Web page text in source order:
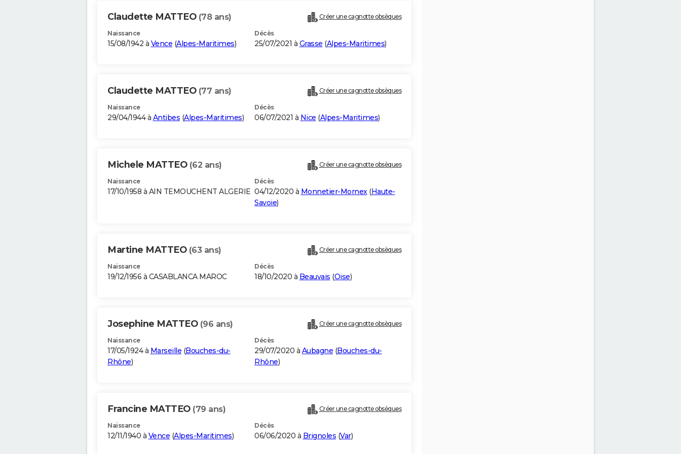
Claudette MATTEO (78 ans) Créer une cagnotte obsèques
Naissance
15/08/1942 à Vence (Alpes-Maritimes)
Décès
25/07/2021 à Grasse (Alpes-Maritimes)
Claudette MATTEO (77 ans) Créer une cagnotte obsèques
Naissance
29/04/1944 à Antibes (Alpes-Maritimes)
Décès
06/07/2021 à Nice (Alpes-Maritimes)
Michele MATTEO (62 ans) Créer une cagnotte obsèques
Naissance
17/10/1958 à AIN TEMOUCHENT ALGERIE
Décès
04/12/2020 à Monnetier-Mornex(Haute-
Savoie)
Martine MATTEO (63 ans) Créer une cagnotte obsèques
Naissance
19/12/1956 à CASABLANCA MAROC
Décès
18/10/2020 à Beauvais (Oise)
Josephine MATTEO (96 ans) Créer une cagnotte obsèques
Naissance
17/05/1924 à Marseille (Bouches-du-
Rhône)
Décès
29/07/2020 à Aubagne (Bouches-du-
Rhône)
Francine MATTEO (79 ans) Créer une cagnotte obsèques
Naissance
12/11/1940 à Vence (Alpes-Maritimes)
Décès
06/06/2020 à Brignoles (Var)